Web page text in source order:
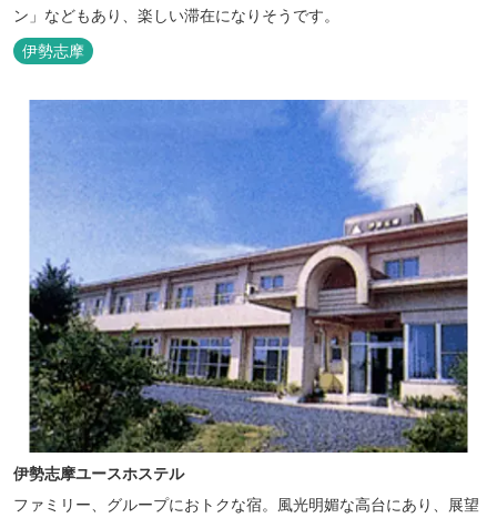
ン」などもあり、楽しい滞在になりそうです。
伊勢志摩
伊勢志摩ユースホステル
ファミリー、グループにおトクな宿。風光明媚な高台にあり、展望